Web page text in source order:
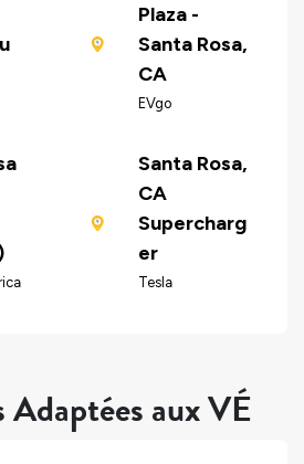
Plaza -
Santa Rosa,
CA
EVgo
Santa Rosa,
CA
Supercharg
er
Tesla
aux VÉ